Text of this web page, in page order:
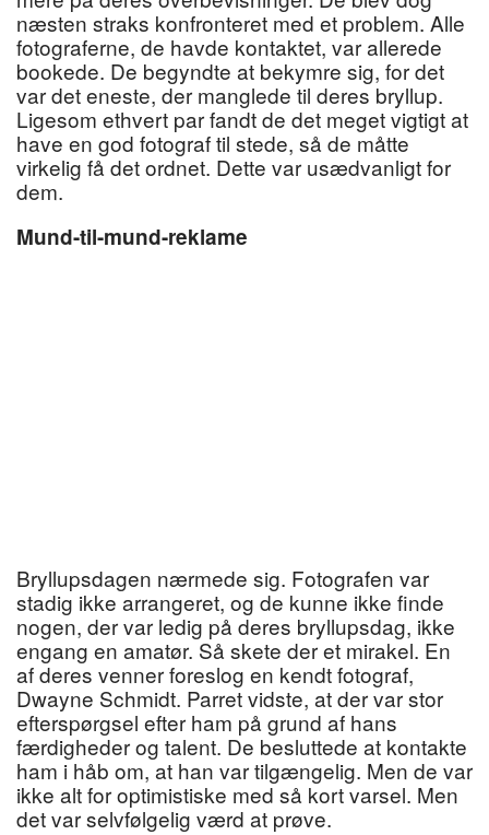
næsten straks konfronteret med et problem. Alle
fotograferne, de havde kontaktet, var allerede
bookede. De begyndte at bekymre sig, for det
var det eneste, der manglede til deres bryllup.
Ligesom ethvert par fandt de det meget vigtigt at
have en god fotograf til stede, så de måtte
virkelig få det ordnet. Dette var usædvanligt for
dem.
Mund-til-mund-reklame
Bryllupsdagen nærmede sig. Fotografen var
stadig ikke arrangeret, og de kunne ikke finde
nogen, der var ledig på deres bryllupsdag, ikke
engang en amatør. Så skete der et mirakel. En
af deres venner foreslog en kendt fotograf,
Dwayne Schmidt. Parret vidste, at der var stor
efterspørgsel efter ham på grund af hans
færdigheder og talent. De besluttede at kontakte
ham i håb om, at han var tilgængelig. Men de var
ikke alt for optimistiske med så kort varsel. Men
det var selvfølgelig værd at prøve.